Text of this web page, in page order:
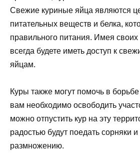
Свежие куриные яйца являются
питательных веществ и белка,
правильного питания. Имея своих
всегда будете иметь доступ к
яйцам.
Куры также могут помочь в
вам необходимо освободить
можно отпустить кур на эту
радостью будут поедать сорняки
размножению.